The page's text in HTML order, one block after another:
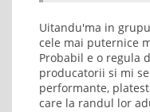
Uitandu'ma in
cele mai puternice
Probabil e o regula
producatorii si mi
performante,
care la randul lor